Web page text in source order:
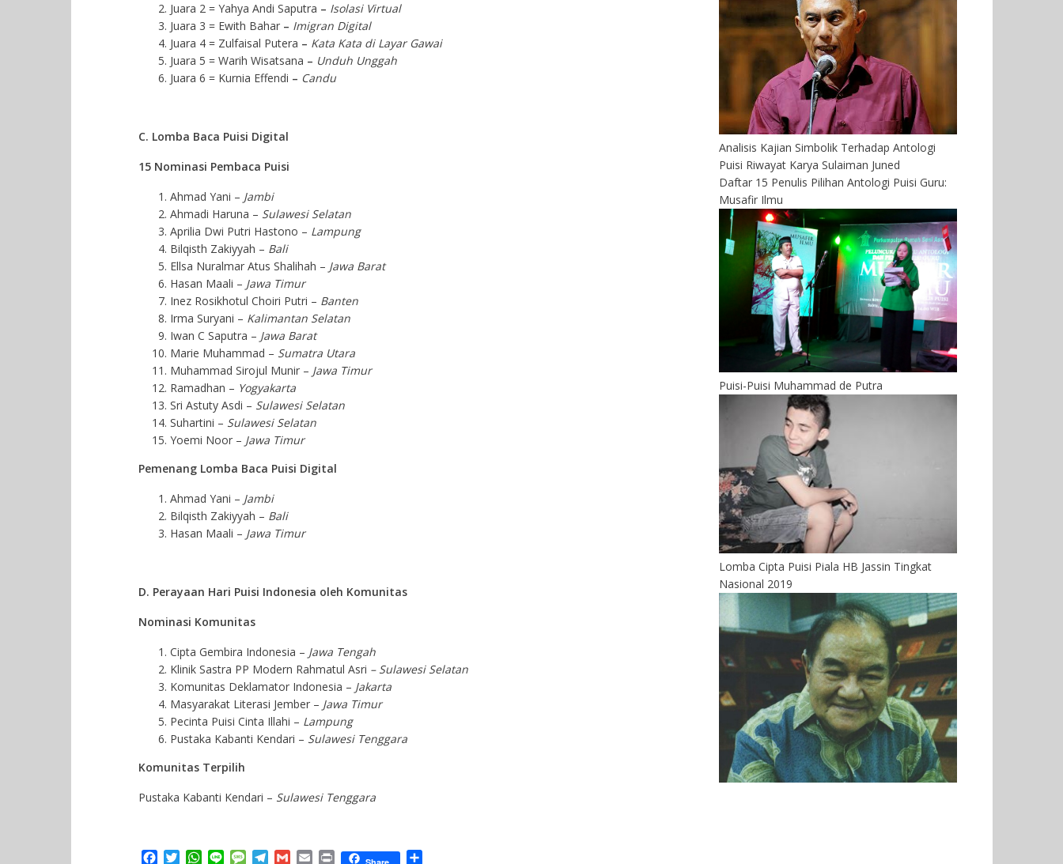
Juara 2 = Yahya Andi Saputra – Isolasi Virtual
Juara 3 = Ewith Bahar– Imigran Digital
Juara 4 = Zulfaisal Putera – Kata Kata di Layar Gawai
Juara 5 = Warih Wisatsana – Unduh Unggah
Juara 6 = Kurnia Effendi – Candu
C. Lomba Baca Puisi Digital
15 Nominasi Pembaca Puisi
Ahmad Yani – Jambi
Ahmadi Haruna – Sulawesi Selatan
Aprilia Dwi Putri Hastono – Lampung
Bilqisth Zakiyyah – Bali
Ellsa Nuralmar Atus Shalihah – Jawa Barat
Hasan Maali – Jawa Timur
Inez Rosikhotul Choiri Putri – Banten
Irma Suryani – Kalimantan Selatan
Iwan C Saputra – Jawa Barat
Marie Muhammad – Sumatra Utara
Muhammad Sirojul Munir – Jawa Timur
Ramadhan – Yogyakarta
Sri Astuty Asdi – Sulawesi Selatan
Suhartini – Sulawesi Selatan
Yoemi Noor – Jawa Timur
Pemenang Lomba Baca Puisi Digital
Ahmad Yani – Jambi
Bilqisth Zakiyyah – Bali
Hasan Maali – Jawa Timur
D. Perayaan Hari Puisi Indonesia oleh Komunitas
Nominasi Komunitas
Cipta Gembira Indonesia – Jawa Tengah
Klinik Sastra PP Modern Rahmatul Asri – Sulawesi Selatan
Komunitas Deklamator Indonesia – Jakarta
Masyarakat Literasi Jember – Jawa Timur
Pecinta Puisi Cinta Illahi – Lampung
Pustaka Kabanti Kendari – Sulawesi Tenggara
Komunitas Terpilih
Pustaka Kabanti Kendari – Sulawesi Tenggara
F T W L M T G E P Share S
Analisis Kajian Simbolik Terhadap Antologi
Puisi Riwayat Karya Sulaiman Juned
Daftar 15 Penulis Pilihan Antologi Puisi Guru:
Musafir Ilmu
Puisi-Puisi Muhammad de Putra
Lomba Cipta Puisi Piala HB Jassin Tingkat
Nasional 2019